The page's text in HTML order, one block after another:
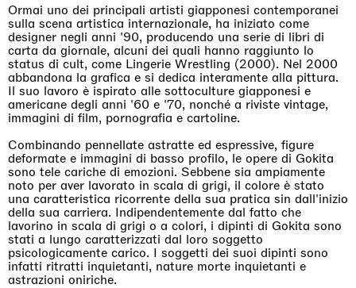
Ormai uno dei principali artisti giapponesi contemporanei
sulla scena artistica internazionale, ha iniziato come
designer negli anni '90, producendo una serie di libri di
carta da giornale, alcuni dei quali hanno raggiunto lo
status di cult, come Lingerie Wrestling (2000). Nel 2000
abbandona la grafica e si dedica interamente alla pittura.
Il suo lavoro è ispirato alle sottoculture giapponesi e
americane degli anni '60 e '70, nonché a riviste vintage,
immagini di film, pornografia e cartoline.
Combinando pennellate astratte ed espressive, figure
deformate e immagini di basso profilo, le opere di Gokita
sono tele cariche di emozioni. Sebbene sia ampiamente
noto per aver lavorato in scala di grigi, il colore è stato
una caratteristica ricorrente della sua pratica sin dall'inizio
della sua carriera. Indipendentemente dal fatto che
lavorino in scala di grigi o a colori, i dipinti di Gokita sono
stati a lungo caratterizzati dal loro soggetto
psicologicamente carico. I soggetti dei suoi dipinti sono
infatti ritratti inquietanti, nature morte inquietanti e
astrazioni oniriche.